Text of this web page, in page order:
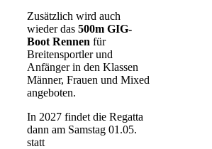
Zusätzlich wird auch
wieder das 500m GIG-
Boot Rennen für
Breitensportler und
Anfänger in den Klassen
Männer, Frauen und Mixed
angeboten.
In 2027 findet die Regatta
dann am Samstag 01.05.
statt